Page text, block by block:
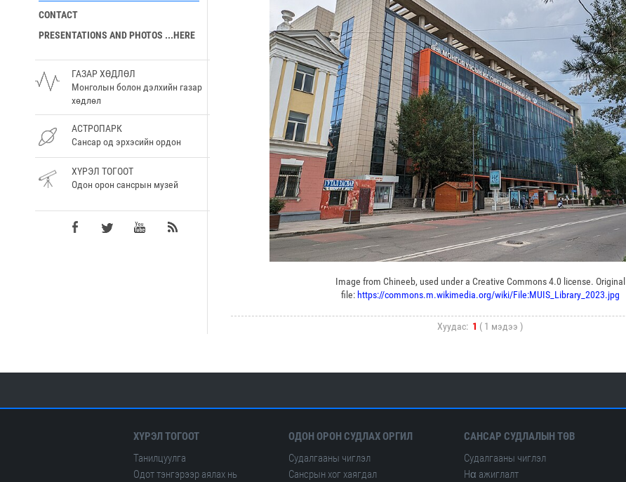
CONTACT
PRESENTATIONS AND PHOTOS ...HERE
ГАЗАР ХӨДЛӨЛ
Монголын болон дэлхийн газар
хөдлөл
АСТРОПАРК
Сансар од эрхэсийн ордон
ХҮРЭЛ ТОГООТ
Одон орон сансрын музей
Image from Chineeb, used under a Creative Commons 4.0 license. Original
file:https://commons.m.wikimedia.org/wiki/File:MUIS_Library_2023.jpg
Хуудас: 1 ( 1 мэдээ )
ХҮРЭЛ ТОГООТ
Танилцуулга
Одот тэнгэрээр аялах нь
ОДОН ОРОН СУДЛАХ ОРГИЛ
Судалгааны чиглэл
Сансрын хог хаягдал
САНСАР СУДЛАЛЫН ТӨВ
Судалгааны чиглэл
Hα ажиглалт